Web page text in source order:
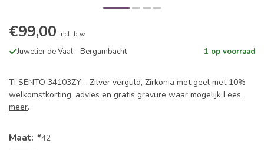
€99,00 Incl. btw
Juwelier de Vaal - Bergambacht 1 op voorraad
TI SENTO 34103ZY - Zilver verguld, Zirkonia met geel met 10%
welkomstkorting, advies en gratis gravure waar mogelijk Lees
meer.
Maat: *42